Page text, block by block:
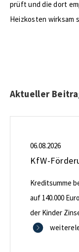
prüft und die dort
Heizkosten wirksam
Aktueller
06.08.2026
Kreditsumme
auf 140.000
der Kinder
verbilligt: